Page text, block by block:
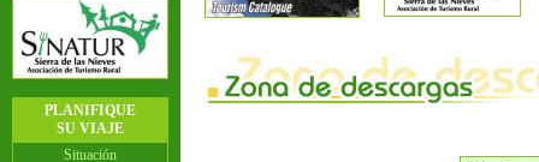
PLANIFIQUE
SU VIAJE
Situación